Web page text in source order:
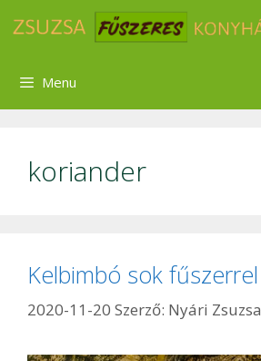
Menu
koriander
Kelbimbó sok fűszerrel
2020-11-20 Szerző: Nyári Zsuzsa